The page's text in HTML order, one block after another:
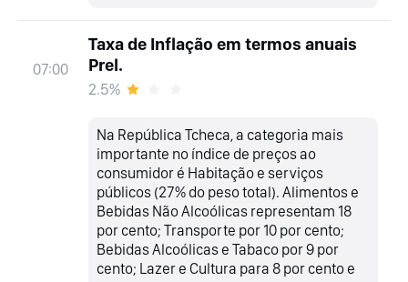
07:00
Taxa de Inflação em termos anuais
Prel.
2.5%
Na República Tcheca, a categoria mais
importante no índice de preços ao
consumidor é Habitação e serviços
públicos (27% do peso total). Alimentos e
Bebidas Não Alcoólicas representam 18
por cento; Transporte por 10 por cento;
Bebidas Alcoólicas e Tabaco por 9 por
cento; Lazer e Cultura para 8 por cento e